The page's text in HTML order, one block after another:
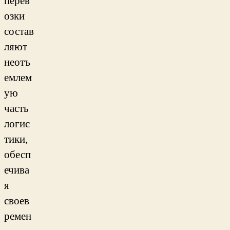
озки
состав
ляют
неотъ
емлем
ую
часть
логис
тики,
обесп
ечива
я
своев
ремен